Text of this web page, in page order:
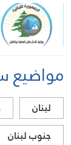
مواضيع
لبنان
جنوب لبنان